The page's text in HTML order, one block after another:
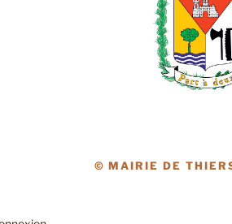
© MAIRIE DE